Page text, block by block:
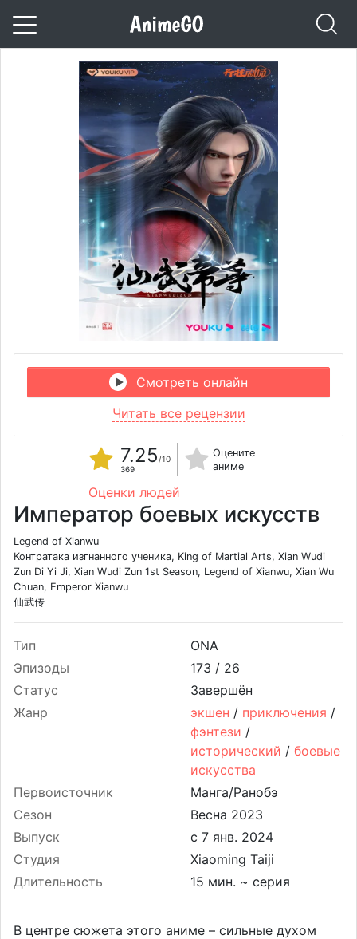
Смотреть онлайн
Читать все рецензии
7.25 /10
369
Оцените
аниме
Оценки людей
Император боевых искусств
Legend of Xianwu
Контратака изгнанного ученика, King of Martial Arts, Xian Wudi
Zun Di Yi Ji, Xian Wudi Zun 1st Season, Legend of Xianwu, Xian Wu
Chuan, Emperor Xianwu
仙武传
Тип
ONA
Эпизоды
173 / 26
Статус
Завершён
Жанр
экшен / приключения /
фэнтези /
исторический / боевые
искусства
Первоисточник
Манга/Ранобэ
Сезон
Весна 2023
Выпуск
Студия
Xiaoming Taiji
Длительность
15 мин. ~ серия
В центре сюжета этого аниме – сильные духом